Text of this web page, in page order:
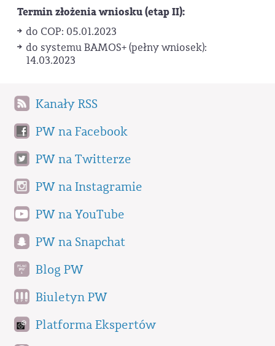
Termin złożenia wniosku (etap II):
do COP: 05.01.2023
do systemu BAMOS+ (pełny wniosek):
14.03.2023
Kanały RSS
PW na Facebook
PW na Twitterze
PW na Instagramie
PW na YouTube
PW na Snapchat
Blog PW
Biuletyn PW
Platforma Ekspertów